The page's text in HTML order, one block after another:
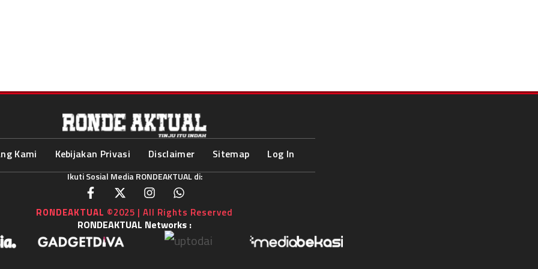
Kami Kebijakan Privasi Disclaimer Sitemap Log In
Ikuti Sosial Media RONDEAKTUAL di:
RONDEAKTUAL ©2025 | All Rights Reserved
RONDEAKTUAL Networks :